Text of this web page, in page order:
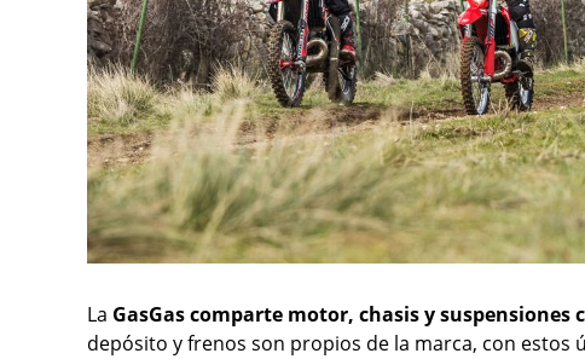
La GasGas comparte motor, chasis y suspensiones
depósito y frenos son propios de la marca, con